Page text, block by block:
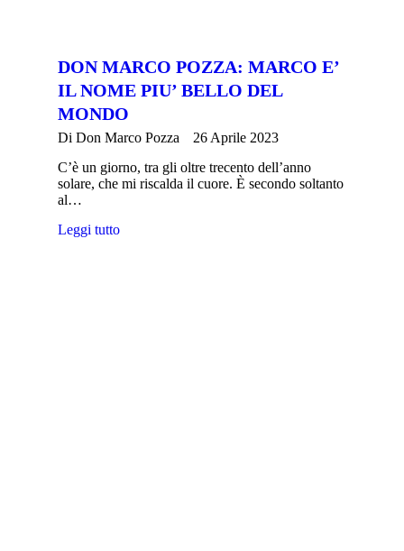
DON MARCO POZZA: MARCO E’
IL NOME PIU’ BELLO DEL
MONDO
Di Don Marco Pozza
26 Aprile 2023
C’è un giorno, tra gli oltre trecento dell’anno
solare, che mi riscalda il cuore. È secondo soltanto
al…
Leggi tutto